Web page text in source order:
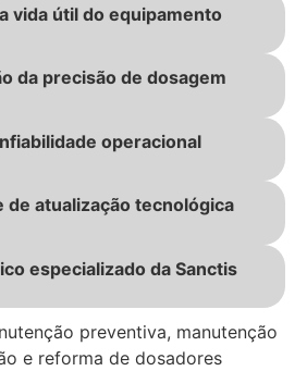
vida útil do equipamento
da precisão de dosagem
operacional
de atualização tecnológica
especializado da Sanctis
preventiva, manutenção
e reforma de dosadores